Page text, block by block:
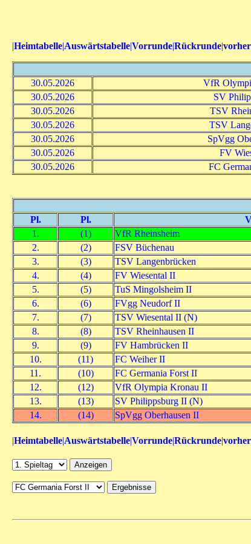
|Heimtabelle|Auswärtstabelle|Vorrunde|Rückrunde|
30.05.2026
VfR
30.05.2026
SV
30.05.2026
TSV
30.05.2026
TSV
30.05.2026
SpVgg
30.05.2026
FV
30.05.2026
FC
Pl.
Pl.
1.
(1) VfR Rheinsheim
2.
(2) FSV Büchenau
3.
(3) TSV Langenbrücken
4.
(4) FV Wiesental II
5.
(5) TuS Mingolsheim II
6.
(6) FVgg Neudorf II
7.
(7) TSV Wiesental II (N)
8.
(8) TSV Rheinhausen II
9.
(9) FV Hambrücken II
10.
(11) FC Weiher II
11.
(10) FC Germania Forst II
12.
(12) VfR Olympia Kronau II
13.
(13) SV Philippsburg II (N)
14.
(14) SpVgg Oberhausen II
|Heimtabelle|Auswärtstabelle|Vorrunde|Rückrunde|